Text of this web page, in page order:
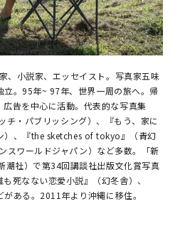
、小説家、エッセイスト。写真家五味
立。95年~ 97年、世界一周の旅へ。帰
告を中心に活動。代表的な写真集
チ・パブリッシング）、『もう、家に
）、『the sketches of tokyo』（青幻
スワールドジャパン）など多数。「新
潮社）で第34回講談社出版文化賞写真
死なない恋愛小説』（幻冬舎）、
がある。2011年より沖縄に移住。